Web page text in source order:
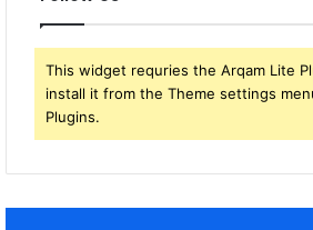
This widget requries the Arqam Lite
install it from the Theme settings
Plugins.